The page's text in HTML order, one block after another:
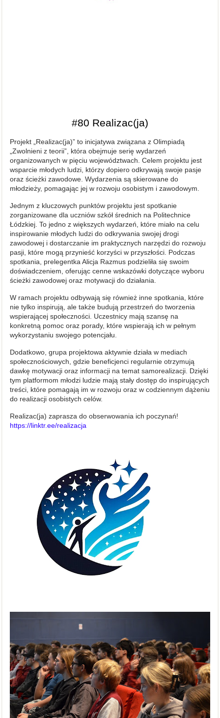
#80 Realizac(ja)
Projekt „Realizac(ja)” to inicjatywa związana z Olimpiadą
„Zwolnieni z teorii”, która obejmuje serię wydarzeń
organizowanych w pięciu województwach. Celem projektu jest
wsparcie młodych ludzi, którzy dopiero odkrywają swoje pasje
oraz ścieżki zawodowe. Wydarzenia są skierowane do
młodzieży, pomagając jej w rozwoju osobistym i zawodowym.
Jednym z kluczowych punktów projektu jest spotkanie
zorganizowane dla uczniów szkół średnich na Politechnice
Łódzkiej. To jedno z większych wydarzeń, które miało na celu
inspirowanie młodych ludzi do odkrywania swojej drogi
zawodowej i dostarczanie im praktycznych narzędzi do rozwoju
pasji, które mogą przynieść korzyści w przyszłości. Podczas
spotkania, prelegentka Alicja Razmus podzieliła się swoim
doświadczeniem, oferując cenne wskazówki dotyczące wyboru
ścieżki zawodowej oraz motywacji do działania.
W ramach projektu odbywają się również inne spotkania, które
nie tylko inspirują, ale także budują przestrzeń do tworzenia
wspierającej społeczności. Uczestnicy mają szansę na
konkretną pomoc oraz porady, które wspierają ich w pełnym
wykorzystaniu swojego potencjału.
Dodatkowo, grupa projektowa aktywnie działa w mediach
społecznościowych, gdzie beneficjenci regularnie otrzymują
dawkę motywacji oraz informacji na temat samorealizacji. Dzięki
tym platformom młodzi ludzie mają stały dostęp do inspirujących
treści, które pomagają im w rozwoju oraz w codziennym dążeniu
do realizacji osobistych celów.
Realizac(ja) zaprasza do obserwowania ich poczynań!
https://linktr.ee/realizacja